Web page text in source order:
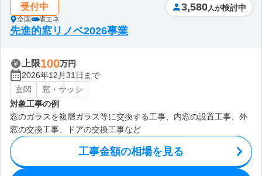
受付中
全国 省エネ
3,580 人が検討中
先進的窓リノベ2026事業
上限100万円
2026年12月31日まで
玄関
窓・サッシ
対象工事の例
窓のガラスを複層ガラス等に交換する工事、内窓の設置工事、外
窓の交換工事、ドアの交換工事など
工事金額の相場を見る